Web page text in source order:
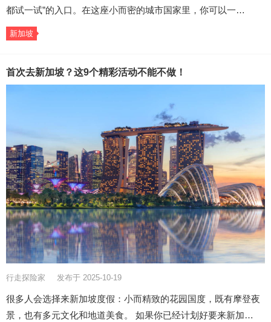
都试一试”的入口。在这座小而密的城市国家里，你可以一…
新加坡
首次去新加坡？这9个精彩活动不能不做！
行走探险家 发布于 2025-10-19
很多人会选择来新加坡度假：小而精致的花园国度，既有摩登夜
景，也有多元文化和地道美食。 如果你已经计划好要来新加…